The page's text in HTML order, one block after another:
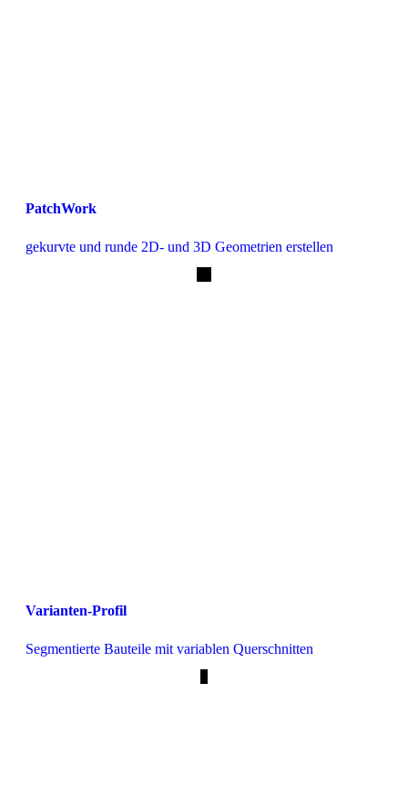
PatchWork
gekurvte und runde 2D- und 3D Geometrien erstellen
Varianten-Profil
Segmentierte Bauteile mit variablen Querschnitten